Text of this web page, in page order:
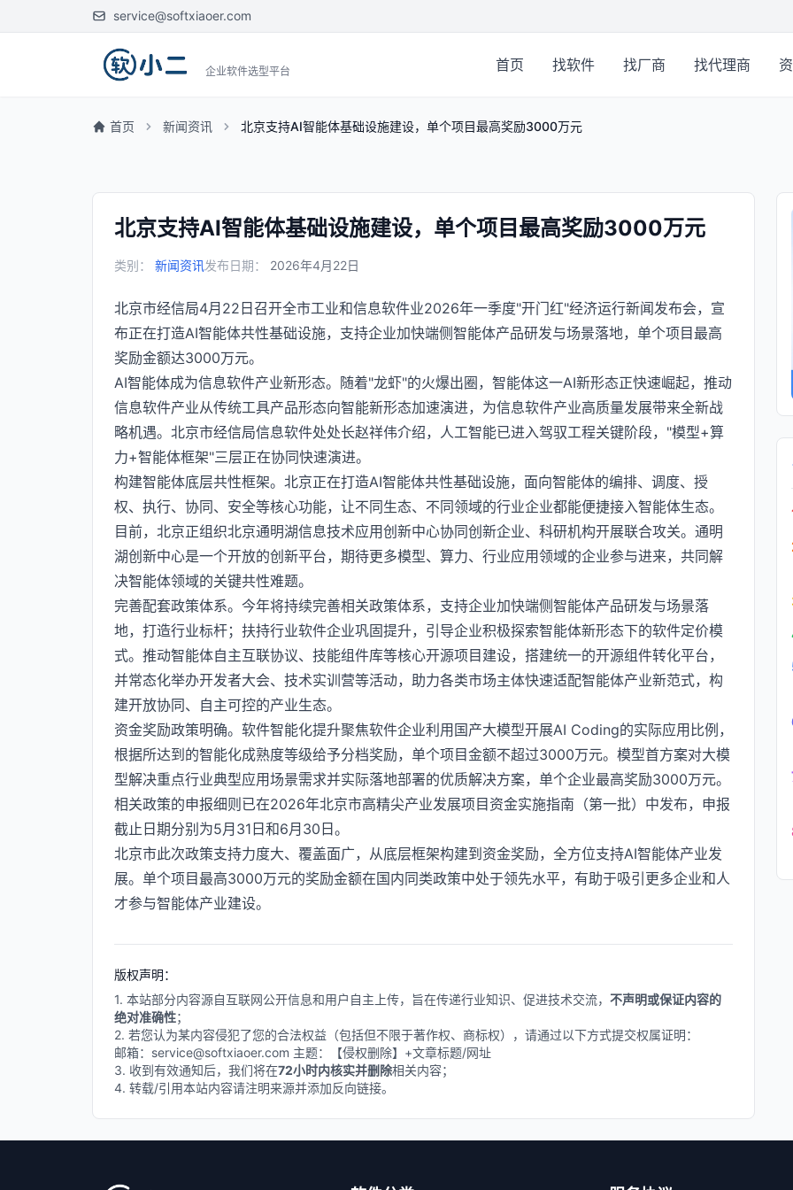
service@softxiaoer.com
企业软件选型平台 首页 找软件 找厂商 找代理商
首页 新闻资讯 北京支持AI智能体基础设施建设，单个项目最高奖励3000万元
北京支持AI智能体基础设施建设，单个项目最高奖励3000万元
类别： 新闻资讯发布日期： 2026年4月22日
北京市经信局4月22日召开全市工业和信息软件业2026年一季度"开门红"经济运行新闻发布会，宣
布正在打造AI智能体共性基础设施，支持企业加快端侧智能体产品研发与场景落地，单个项目最高
奖励金额达3000万元。
AI智能体成为信息软件产业新形态。随着"龙虾"的火爆出圈，智能体这一AI新形态正快速崛起，推动
信息软件产业从传统工具产品形态向智能新形态加速演进，为信息软件产业高质量发展带来全新战
略机遇。北京市经信局信息软件处处长赵祥伟介绍，人工智能已进入驾驭工程关键阶段，"模型+算
力+智能体框架"三层正在协同快速演进。
构建智能体底层共性框架。北京正在打造AI智能体共性基础设施，面向智能体的编排、调度、授
权、执行、协同、安全等核心功能，让不同生态、不同领域的行业企业都能便捷接入智能体生态。
目前，北京正组织北京通明湖信息技术应用创新中心协同创新企业、科研机构开展联合攻关。通明
湖创新中心是一个开放的创新平台，期待更多模型、算力、行业应用领域的企业参与进来，共同解
决智能体领域的关键共性难题。
完善配套政策体系。今年将持续完善相关政策体系，支持企业加快端侧智能体产品研发与场景落
地，打造行业标杆；扶持行业软件企业巩固提升，引导企业积极探索智能体新形态下的软件定价模
式。推动智能体自主互联协议、技能组件库等核心开源项目建设，搭建统一的开源组件转化平台，
并常态化举办开发者大会、技术实训营等活动，助力各类市场主体快速适配智能体产业新范式，构
建开放协同、自主可控的产业生态。
资金奖励政策明确。软件智能化提升聚焦软件企业利用国产大模型开展AI Coding的实际应用比例，
根据所达到的智能化成熟度等级给予分档奖励，单个项目金额不超过3000万元。模型首方案对大模
型解决重点行业典型应用场景需求并实际落地部署的优质解决方案，单个企业最高奖励3000万元。
相关政策的申报细则已在2026年北京市高精尖产业发展项目资金实施指南（第一批）中发布，申报
截止日期分别为5月31日和6月30日。
北京市此次政策支持力度大、覆盖面广，从底层框架构建到资金奖励，全方位支持AI智能体产业发
展。单个项目最高3000万元的奖励金额在国内同类政策中处于领先水平，有助于吸引更多企业和人
才参与智能体产业建设。
版权声明：
1. 本站部分内容源自互联网公开信息和用户自主上传，旨在传递行业知识、促进技术交流， 不声明或保证内容的
绝对准确性；
2. 若您认为某内容侵犯了您的合法权益（包括但不限于著作权、商标权），请通过以下方式提交权属证明：
邮箱：service@softxiaoer.com 主题：【侵权删除】+文章标题/网址
3. 收到有效通知后，我们将在72小时内核实并删除相关内容；
4. 转载/引用本站内容请注明来源并添加反向链接。